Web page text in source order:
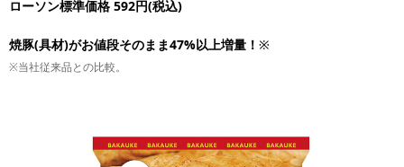
ローソン標準価格 592円(税込)
焼豚(具材)がお値段そのまま47%以上増量！ ※
※当社従来品との比較。